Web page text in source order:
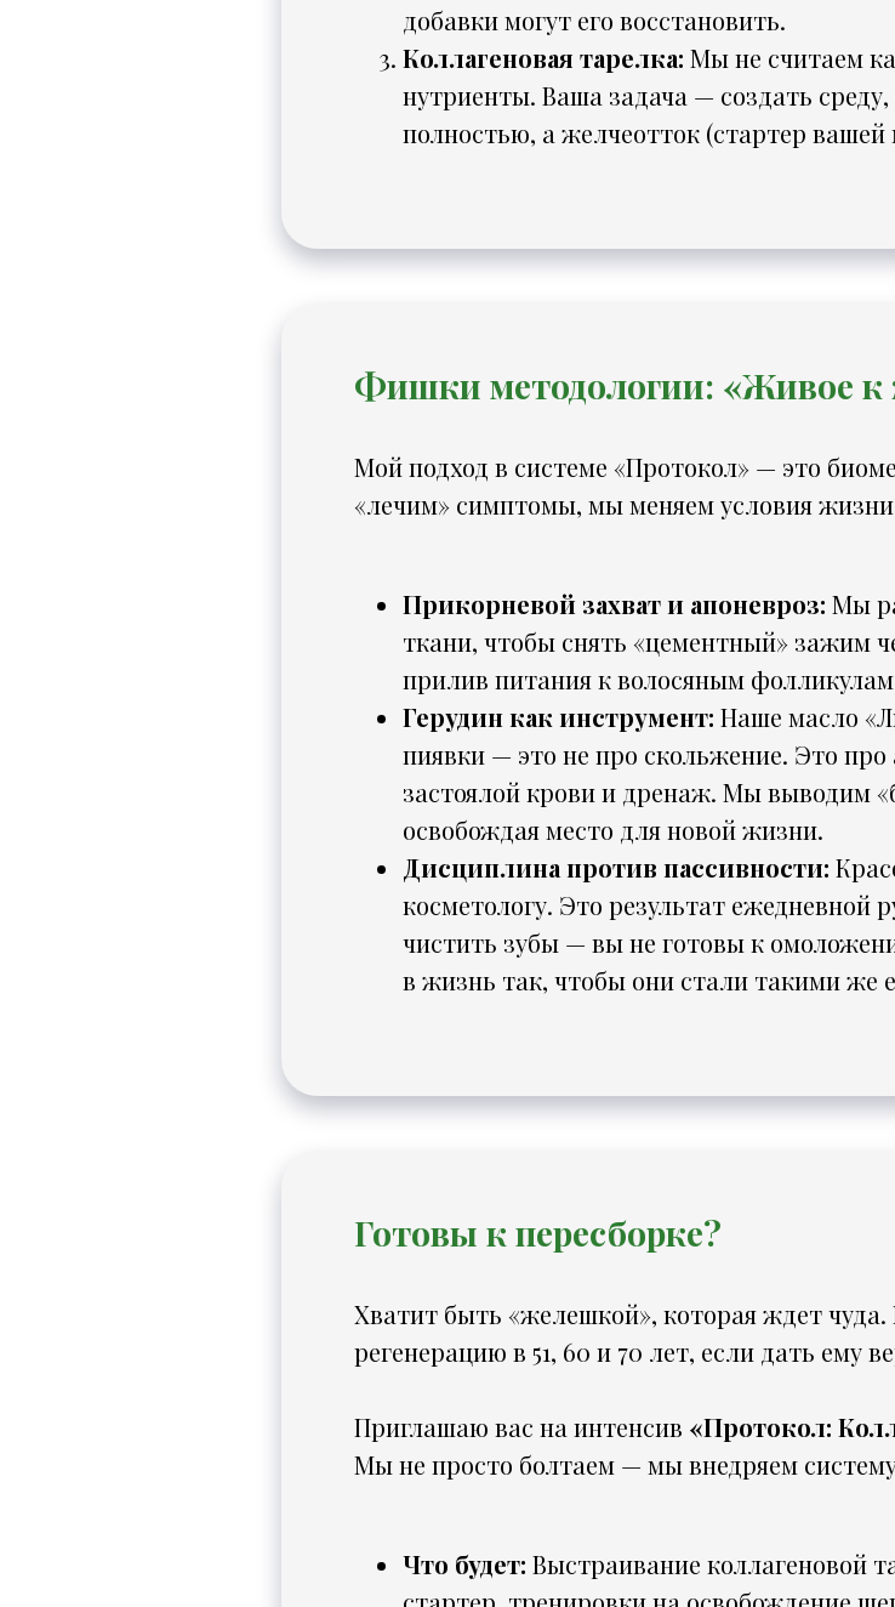
добавки могут его восстановить.
Коллагеновая тарелка: Мы не считаем
нутриенты. Ваша задача — создать
полностью, а желчеотток (стартер вашей
Фишки методологии: «Живое
Мой подход в системе «Протокол» — это
«лечим» симптомы, мы меняем условия жизни
Прикорневой захват и апоневроз: Мы
ткани, чтобы снять «цементный» зажим
прилив питания к волосяным
Герудин как инструмент: Наше масло
пиявки — это не про скольжение. Это
застоялой крови и дренаж. Мы выводим
освобождая место для новой жизни.
Дисциплина против пассивности:
косметологу. Это результат ежедневной
чистить зубы — вы не готовы к
в жизнь так, чтобы они стали такими же
Готовы к пересборке?
Хватит быть «желешкой», которая ждет чуда.
регенерацию в 51, 60 и 70 лет, если дать ему
Приглашаю вас на интенсив «Протокол:
Мы не просто болтаем — мы внедряем
Что будет: Выстраивание коллагеновой